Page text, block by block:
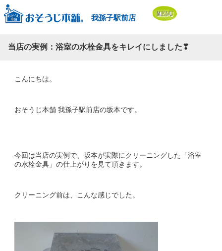
我孫子駅前店
当店の実例：浴室の水栓金具をキレイにしました❣
こんにちは。
おそうじ本舗 我孫子駅前店の坂本です。
今回は当店の実例で、坂本が実際にクリーニングした「浴室
の水栓金具」の仕上がりを見て頂きます。
クリーニング前は、こんな感じでした。